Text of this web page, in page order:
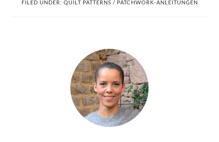
FILED UNDER: QUILT PATTERNS / PATCHWORK-ANLEITUNGEN